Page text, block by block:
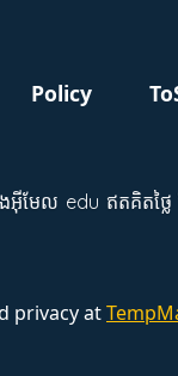
Policy
អ៊ីមែល edu ឥតគិតថ្
privacy at